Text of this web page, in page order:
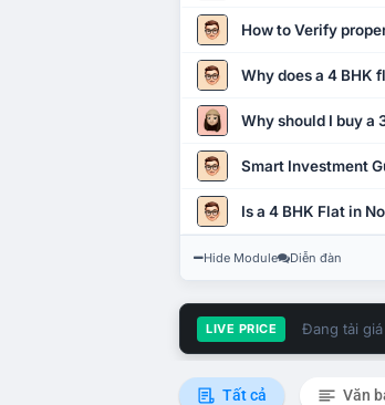
How to Verify
Why does a 4 BHK
Why should I buy a
Smart Investment
Is a 4 BHK Flat in
Hide Module Diễn đàn
LIVE PRICE Đang tải
Tất cả Văn